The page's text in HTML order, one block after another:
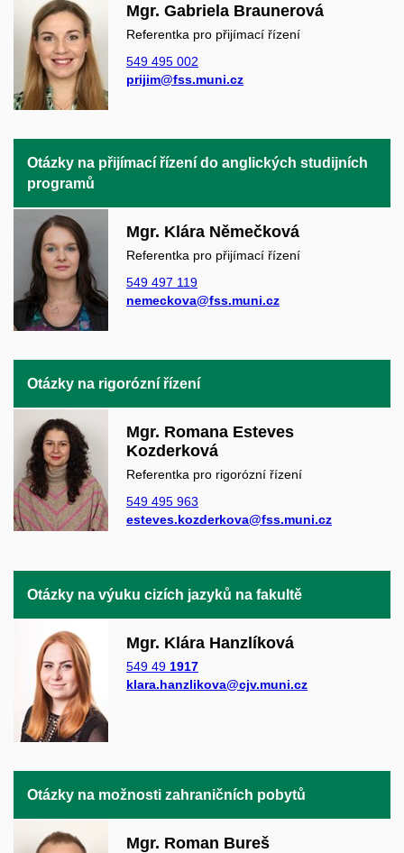
Mgr. Gabriela Braunerová
Referentka pro přijímací řízení
549 495 002
prijim@fss.muni.cz
Otázky na přijímací řízení do anglických studijních
programů
Mgr. Klára Němečková
Referentka pro přijímací řízení
549 497 119
nemeckova@fss.muni.cz
Otázky na rigorózní řízení
Mgr. Romana Esteves
Kozderková
Referentka pro rigorózní řízení
549 495 963
esteves.kozderkova@fss.muni.cz
Otázky na výuku cizích jazyků na fakultě
Mgr. Klára Hanzlíková
549 49 1917
klara.hanzlikova@cjv.muni.cz
Otázky na možnosti zahraničních pobytů
Mgr. Roman Bureš